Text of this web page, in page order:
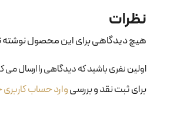
نظرات
هیچ دیدگاهی برای این محصول
اولین نفری باشید که دیدگاهی را ارسال می
برای ثبت نقد و بررسیوارد حساب